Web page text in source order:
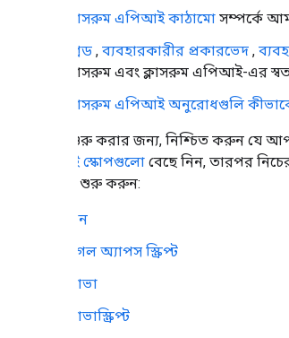
ক্লাসরুম এপিআই কাঠামো সম্পর্কে
গ্রেড , ব্যবহারকারীর প্রকারভেদ ,
ক্লাসরুম এবং ক্লাসরুম এপিআই-এর
ক্লাসরুম এপিআই অনুরোধগুলি
উন্নয়ন শুরু করার জন্য, নিশ্চিত করুন যে
এপিআই স্কোপগুলো বেছে নিন, তারপর
পাঠানো শুরু করুন:
যান
গুগল অ্যাপস স্ক্রিপ্ট
জাভা
জাভাস্ক্রিপ্ট